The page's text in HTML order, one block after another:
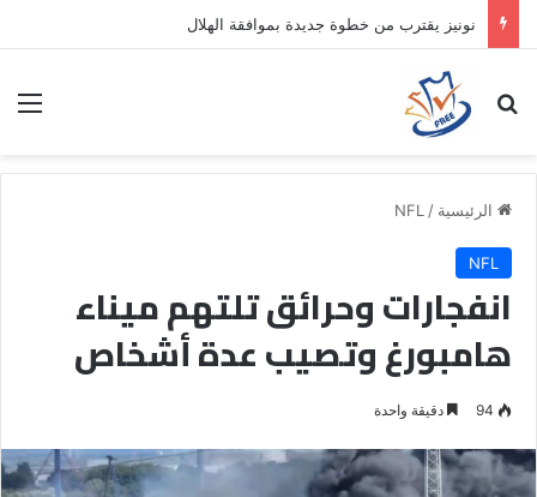
نونيز يقترب من خطوة جديدة بموافقة الهلال
بحث عن
الرئيسية /
NFL
NFL
انفجارات وحرائق تلتهم ميناء
هامبورغ وتصيب عدة أشخاص
94 دقيقة واحدة